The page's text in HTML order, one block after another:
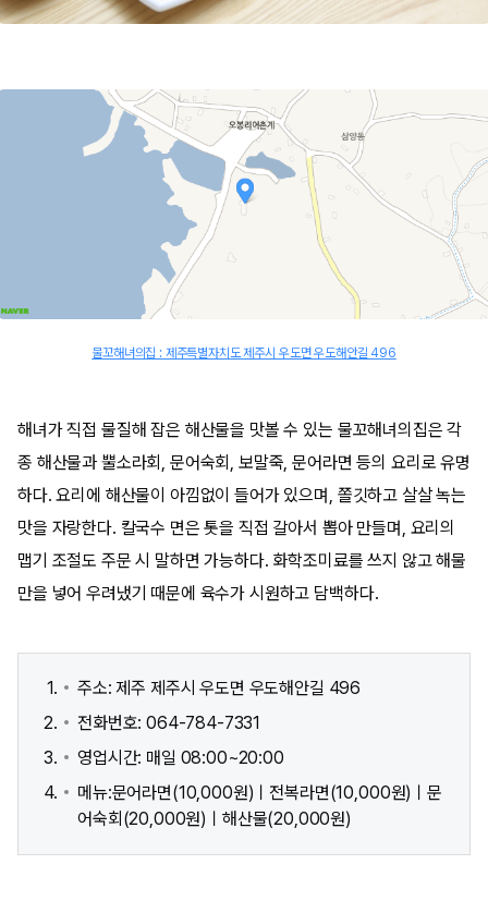
물꼬해녀의집 : 제주특별자치도 제주시 우도면 우도해안길 496
해녀가 직접 물질해 잡은 해산물을 맛볼 수 있는 물꼬해녀의집은 각
종 해산물과 뿔소라회, 문어숙회, 보말죽, 문어라면 등의 요리로 유명
하다. 요리에 해산물이 아낌없이 들어가 있으며, 쫄깃하고 살살 녹는
맛을 자랑한다. 칼국수 면은 톳을 직접 갈아서 뽑아 만들며, 요리의
맵기 조절도 주문 시 말하면 가능하다. 화학조미료를 쓰지 않고 해물
만을 넣어 우려냈기 때문에 육수가 시원하고 담백하다.
주소: 제주 제주시 우도면 우도해안길 496
전화번호: 064-784-7331
영업시간: 매일 08:00~20:00
메뉴:문어라면(10,000원)ㅣ전복라면(10,000원)ㅣ문
어숙회(20,000원)ㅣ해산물(20,000원)